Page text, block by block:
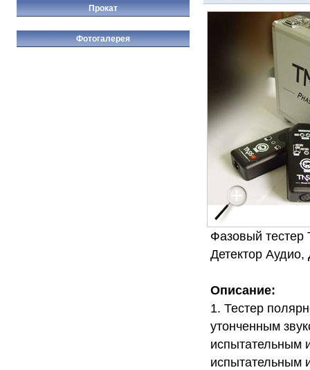
Фазовый тестер
Детектор
Описание:
1. Тестер
утонченным
испытательным
испытательным
Прокат
Фотогалерея